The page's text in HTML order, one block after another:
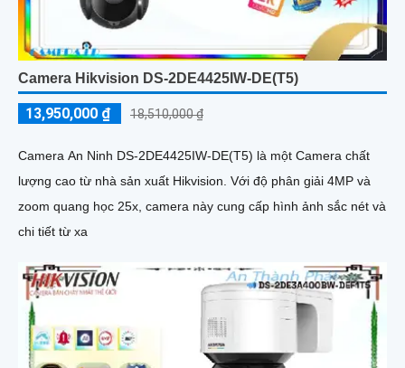
Camera Hikvision DS-2DE4425IW-DE(T5)
13,950,000 ₫ 18,510,000 ₫
Camera An Ninh DS-2DE4425IW-DE(T5) là một Camera chất
lượng cao từ nhà sản xuất Hikvision. Với độ phân giải 4MP và
zoom quang học 25x, camera này cung cấp hình ảnh sắc nét và
chi tiết từ xa